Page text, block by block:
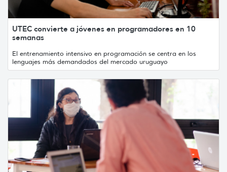
UTEC convierte a jóvenes en programadores en 10
semanas
El entrenamiento intensivo en programación se centra en los
lenguajes más demandados del mercado uruguayo